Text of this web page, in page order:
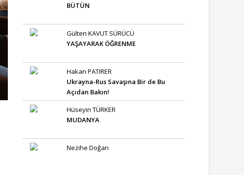
BÜTÜN
Gülten KAVUT SÜRÜCÜ
YAŞAYARAK ÖĞRENME
Hakan PATIRER
Ukrayna-Rus Savaşına Bir de Bu
Açıdan Bakın!
Hüseyin TÜRKER
MUDANYA
Nezihe Doğan